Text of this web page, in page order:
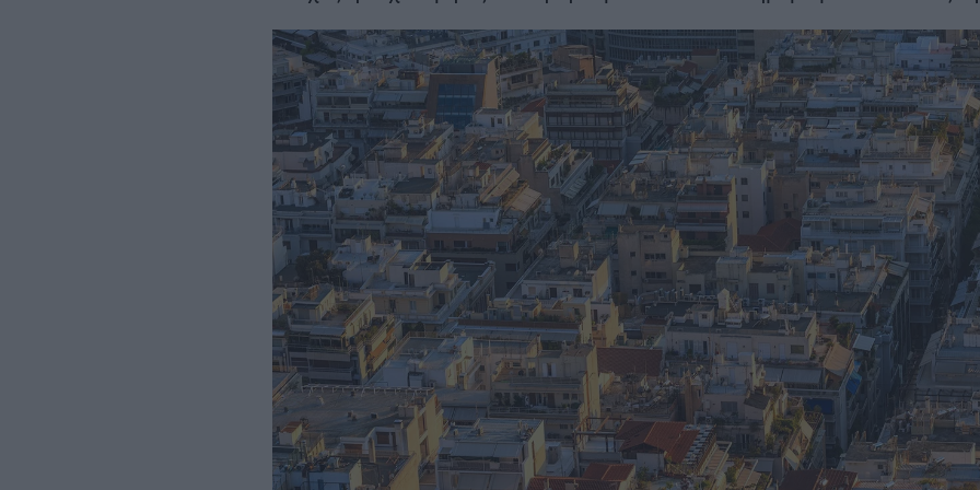
χρονοδιάγραμμα για το 2032
μήνες
ΜΕΤΑΦΟΡΕΣ - ΗΛΕΚΤΡΟΚΙΝΗΣΗ
ΨΗΦΙΑΚΟΣ ΚΟΣΜΟΣ
ΟΙΚΟΝΟΜΙΑ - ΕΠΙΧΕΙΡΗΣΕΙΣ